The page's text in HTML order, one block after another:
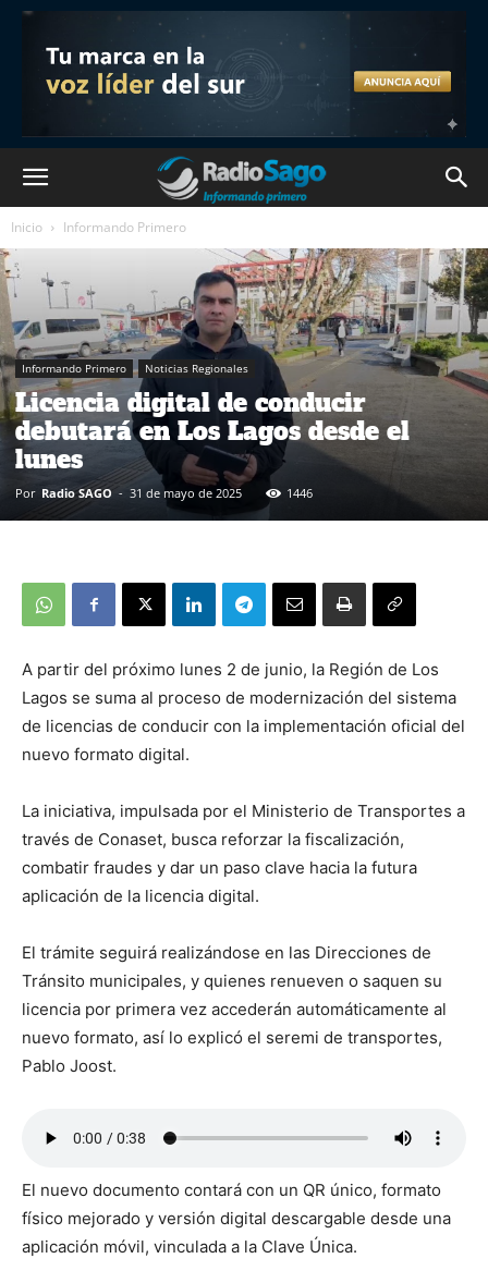
Inicio Informando Primero
Informando Primero Noticias Regionales
Licencia digital de conducir
debutará en Los Lagos desde el
lunes
Por Radio SAGO - 31 de mayo de 2025 1446
A partir del próximo lunes 2 de junio, la Región de Los
Lagos se suma al proceso de modernización del sistema
de licencias de conducir con la implementación oficial del
nuevo formato digital.
La iniciativa, impulsada por el Ministerio de Transportes a
través de Conaset, busca reforzar la fiscalización,
combatir fraudes y dar un paso clave hacia la futura
aplicación de la licencia digital.
El trámite seguirá realizándose en las Direcciones de
Tránsito municipales, y quienes renueven o saquen su
licencia por primera vez accederán automáticamente al
nuevo formato, así lo explicó el seremi de transportes,
Pablo Joost.
El nuevo documento contará con un QR único, formato
físico mejorado y versión digital descargable desde una
aplicación móvil, vinculada a la Clave Única.